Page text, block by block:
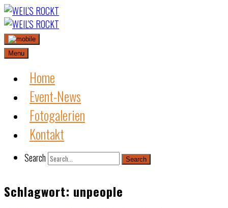
Skip
to
content
Menu
Home
Event-News
Fotogalerien
Kontakt
Search Search
Schlagwort: unpeople